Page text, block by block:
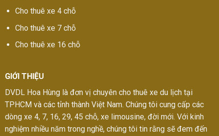
Cho thuê xe 4 chỗ
Cho thuê xe 7 chỗ
Cho thuê xe 16 chỗ
GIỚI THIỆU
DVDL Hoa Hùng là đơn vị chuyên cho thuê xe du lịch tại
TPHCM và các tỉnh thành Việt Nam. Chúng tôi cung cấp các
dòng xe 4, 7, 16, 29, 45 chỗ, xe limousine, đời mới. Với kinh
nghiệm nhiều năm trong nghề, chúng tôi tin rằng sẽ đem đến